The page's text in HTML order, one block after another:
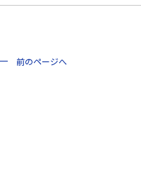
前のページへ